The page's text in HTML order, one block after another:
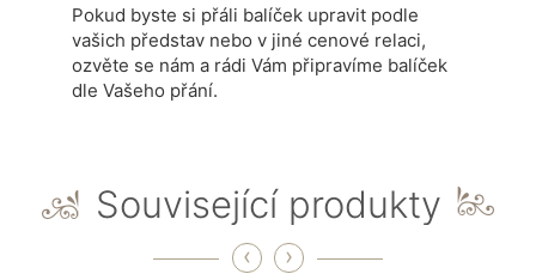
Pokud byste si přáli balíček upravit podle
vašich představ nebo v jiné cenové relaci,
ozvěte se nám a rádi Vám připravíme balíček
dle Vašeho přání.
Související produkty
‹ ›